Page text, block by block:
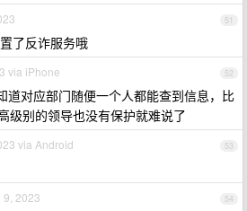
51
了反诈服务哦
52
via iPhone
道对应部门随便一个人都能查到信息，比
级别的领导也没有保护就难说了
53
via Android
54
9, 2023